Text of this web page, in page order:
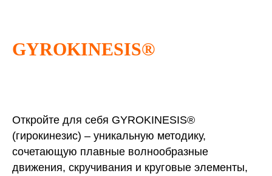
GYROKINESIS®
Откройте для себя GYROKINESIS®
(гирокинезис) – уникальную методику,
сочетающую плавные волнообразные
движения, скручивания и круговые элементы,